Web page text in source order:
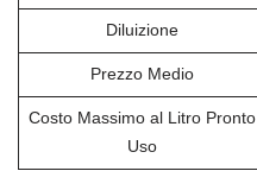
Diluizione
Prezzo Medio
Costo Massimo al Litro Pronto
Uso